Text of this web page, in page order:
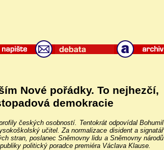
Nové pořádky. To nejhezčí,
demokracie
českých osobností. Tentokrát odpovídal Bohumil
učitel. Za normalizace disident a signatář
stran, poslanec Sněmovny lidu a Sněmovny národů
politický poradce premiéra Václava Klause.